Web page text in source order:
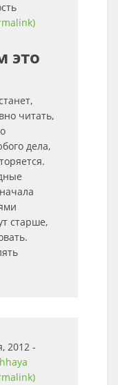
это
читать,
дела,
старше,
2012 -